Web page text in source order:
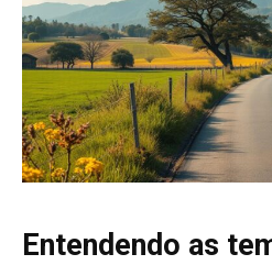
Entendendo as